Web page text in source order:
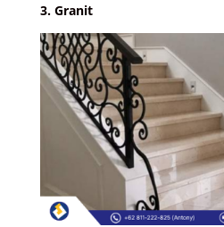
3. Granit